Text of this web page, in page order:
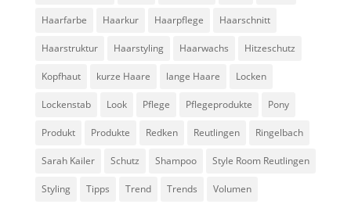
Haarfarbe Haarkur Haarpflege Haarschnitt
Haarstruktur Haarstyling Haarwachs Hitzeschutz
Kopfhaut kurze Haare lange Haare Locken
Lockenstab Look Pflege Pflegeprodukte Pony
Produkt Produkte Redken Reutlingen Ringelbach
Sarah Kailer Schutz Shampoo Style Room Reutlingen
Styling Tipps Trend Trends Volumen